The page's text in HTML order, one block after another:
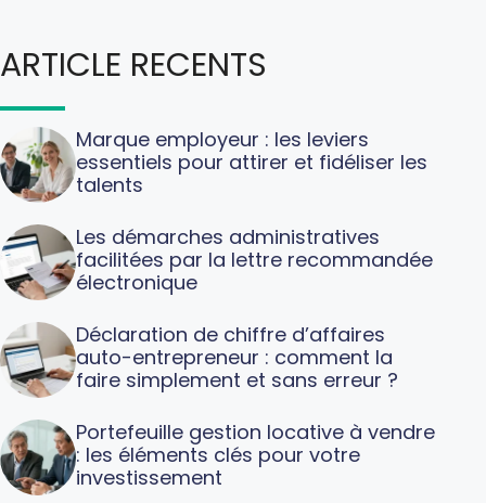
ARTICLE RECENTS
Marque employeur : les leviers
essentiels pour attirer et fidéliser les
talents
Les démarches administratives
facilitées par la lettre recommandée
électronique
Déclaration de chiffre d’affaires
auto-entrepreneur : comment la
faire simplement et sans erreur ?
Portefeuille gestion locative à vendre
: les éléments clés pour votre
investissement